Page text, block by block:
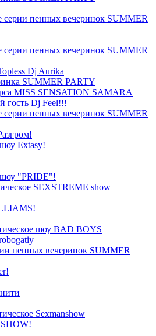
пенных вечеринок SUMMER
пенных вечеринок SUMMER
Dj Aurika
SUMMER PARTY
MISS SENSATION SAMARA
гость Dj Feel!!!
пенных вечеринок SUMMER
Extasy!
"PRIDE"!
SEXSTREME show
шоу BAD BOYS
пенных вечеринок SUMMER
Sexmanshow